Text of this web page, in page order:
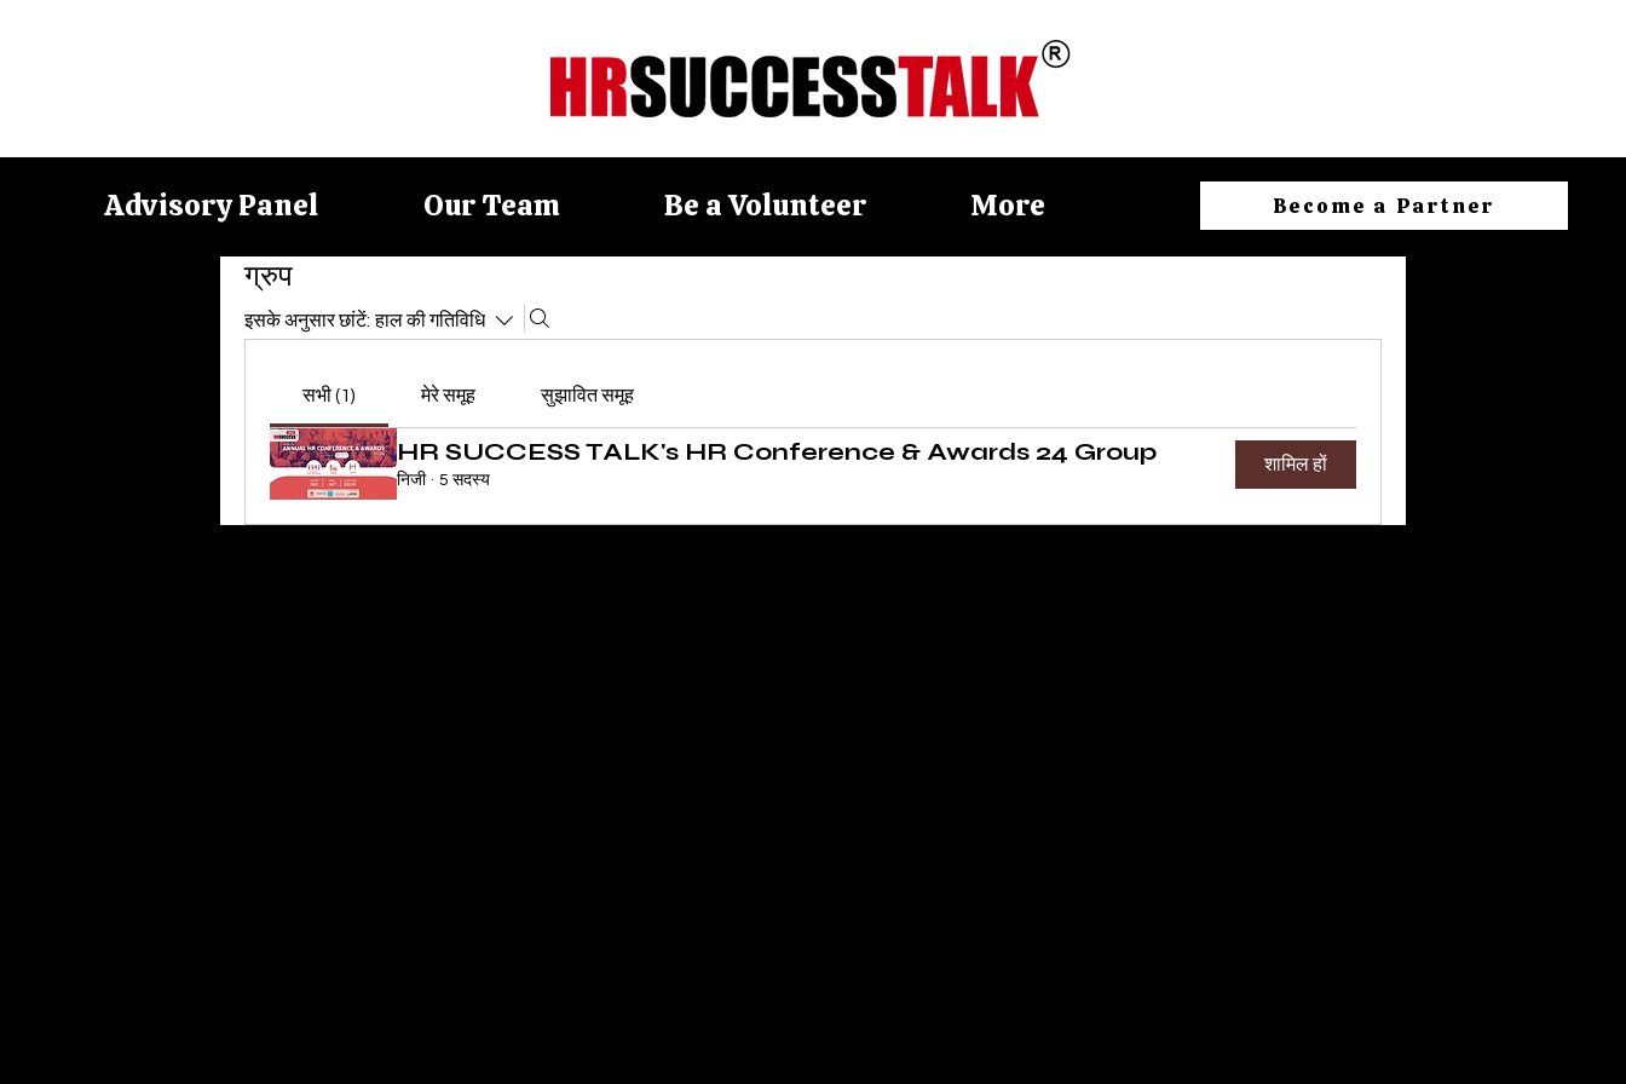
Advisory Panel Our Team Be a Volunteer More Become a Partner
ग्रुप
इसके अनुसार छांटें: हाल की गतिविधि
सभी (1) मेरे समूह सुझावित समूह
HR SUCCESS TALK's HR Conference & Awards 24 Group
निजी · 5 सदस्य
शामिल हों